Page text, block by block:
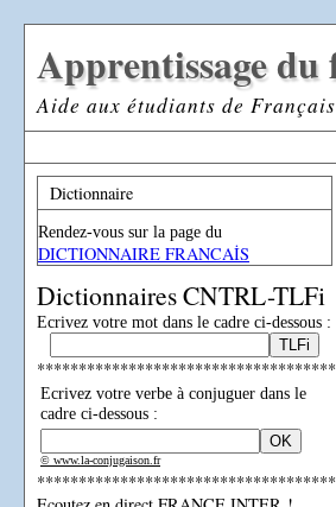
Apprentissage du
Aide aux étudiants de
Dictionnaire
Rendez-vous sur la page du
DICTIONNAIRE FRANCAİS
Dictionnaires CNTRL-TLFi
Ecrivez votre mot dans le cadre ci-dessous :
************************************
Ecrivez votre verbe à conjuguer dans le
cadre ci-dessous :
© www.la-conjugaison.fr
************************************